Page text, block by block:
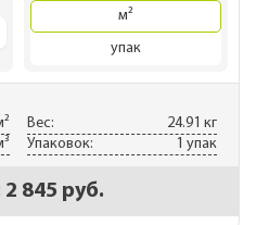
м²
упак
Вес:
24.91 кг
Упаковок: 1 упак
2 845 руб.